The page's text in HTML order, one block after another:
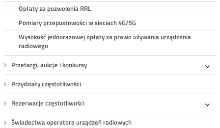
Opłaty za pozwolenia RRL
Pomiary przepustowości w sieciach 4G/5G
Wysokość jednorazowej opłaty za prawo używania urządzenia
radiowego
Przetargi, aukcje i konkursy
Przydziały częstotliwości
Rezerwacje częstotliwości
Świadectwa operatora urządzeń radiowych